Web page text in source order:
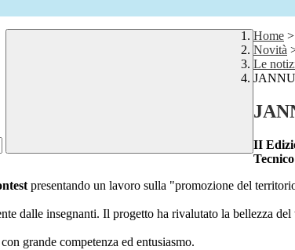
Home >
Novità
Le
II
presentando un lavoro sulla "promozione del
dalle insegnanti. Il progetto ha rivalutato la bellezza
grande competenza ed entusiasmo.